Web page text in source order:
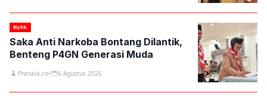
RUPA
Saka Anti Narkoba Bontang Dilantik,
Benteng P4GN Generasi Muda
Pranala.co 6 Agustus 2026